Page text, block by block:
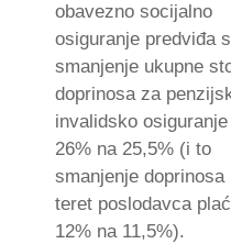
obavezno socijalno
osiguranje predviđa
smanjenje ukupne
doprinosa za
invalidsko
26% na 25,5% (i to
smanjenje doprinosa
teret poslodavca
12% na 11,5%).